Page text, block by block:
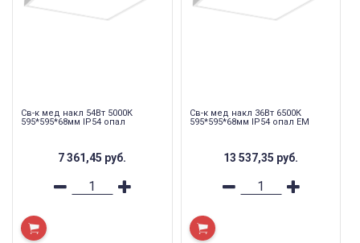
Св-к мед накл 54Вт 5000К
595*595*68мм IP54 опал
7 361,45 руб.
Св-к мед накл 36Вт 6500К
595*595*68мм IP54 опал EM
13 537,35 руб.